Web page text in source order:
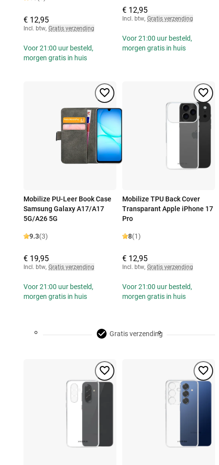
€ 12,95
Incl. btw, Gratis verzending
Voor 21:00 uur besteld,
morgen gratis in huis
€ 12,95
Incl. btw, Gratis verzending
Voor 21:00 uur besteld,
morgen gratis in huis
Mobilize PU-Leer Book Case
Samsung Galaxy A17/A17
5G/A26 5G
9.3(3)
€ 19,95
Incl. btw, Gratis verzending
Voor 21:00 uur besteld,
morgen gratis in huis
Mobilize TPU Back Cover
Transparant Apple iPhone 17
Pro
8(1)
€ 12,95
Incl. btw, Gratis verzending
Voor 21:00 uur besteld,
morgen gratis in huis
Gratis verzending